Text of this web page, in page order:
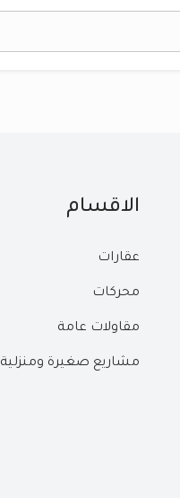
الاقسام
عقارات
محركات
مقاولات عامة
مشاريع صغيرة ومنزلية